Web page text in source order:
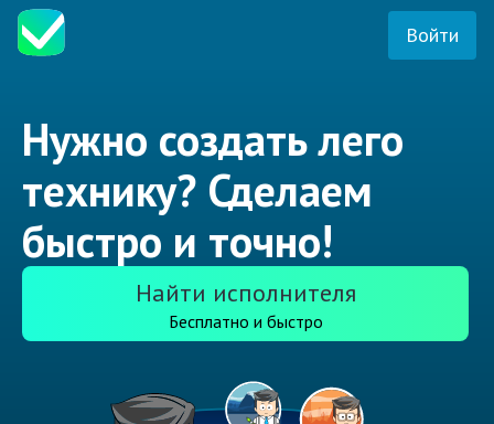
Войти
Нужно создать лего
технику? Сделаем
быстро и точно!
Найти исполнителя
Бесплатно и быстро